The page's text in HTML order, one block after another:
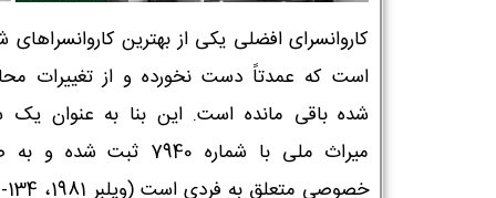
کاروانسرای افضلی یکی از بهترین کاروانسراهای
است که عمدتاً دست نخورده و از تغییرات
شده باقی مانده است. این بنا به عنوان یک
میراث ملی با شماره 7940 ثبت